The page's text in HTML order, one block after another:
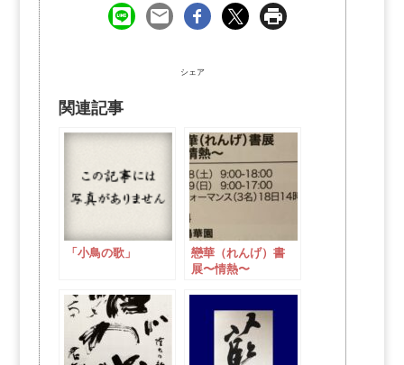
シェア
関連記事
「小鳥の歌」
戀華（れんげ）書
展〜情熱〜